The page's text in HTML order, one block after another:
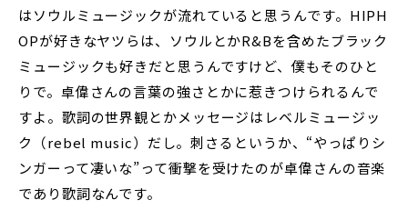
はソウルミュージックが流れていると思うんです。HIPH
OPが好きなヤツらは、ソウルとかR&Bを含めたブラック
ミュージックも好きだと思うんですけど、僕もそのひと
りで。卓偉さんの言葉の強さとかに惹きつけられるんで
すよ。歌詞の世界観とかメッセージはレベルミュージッ
ク（rebel music）だし。刺さるというか、“やっぱりシ
ンガーって凄いな”って衝撃を受けたのが卓偉さんの音楽
であり歌詞なんです。